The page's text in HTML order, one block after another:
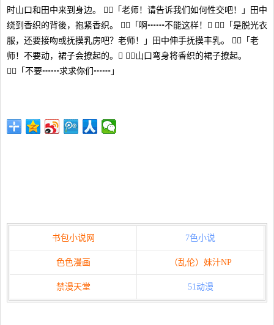
时山口和田中来到身边。 「老师！请告诉我们如何性交吧！」田中
绕到香织的背後，抱紧香织。 「啊┅┅不能这样！」 「是脱光衣
服，还要接吻或抚摸乳房吧？老师！」田中伸手抚摸丰乳。 「老
师！不要动，裙子会撩起的。」 山口弯身将香织的裙子撩起。
「不要┅┅求求你们┅┅」
书包小说网 7色小说
色色漫画 （乱伦）妹汁NP
禁漫天堂 51动漫